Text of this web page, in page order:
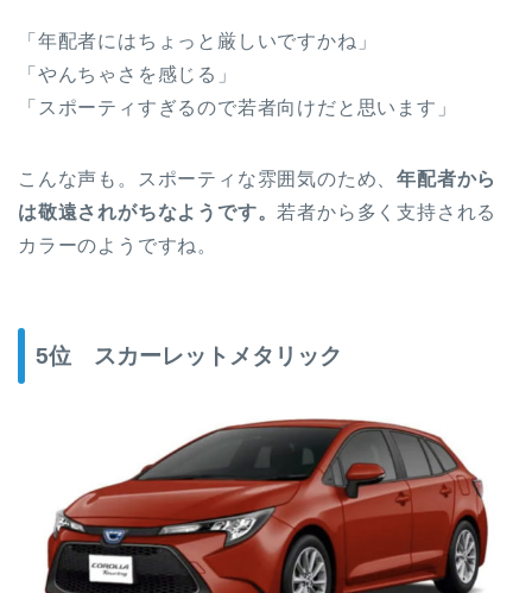
「年配者にはちょっと厳しいですかね」
「やんちゃさを感じる」
「スポーティすぎるので若者向けだと思います」
こんな声も。スポーティな雰囲気のため、年配者から
は敬遠されがちなようです。若者から多く支持される
カラーのようですね。
5位 スカーレットメタリック